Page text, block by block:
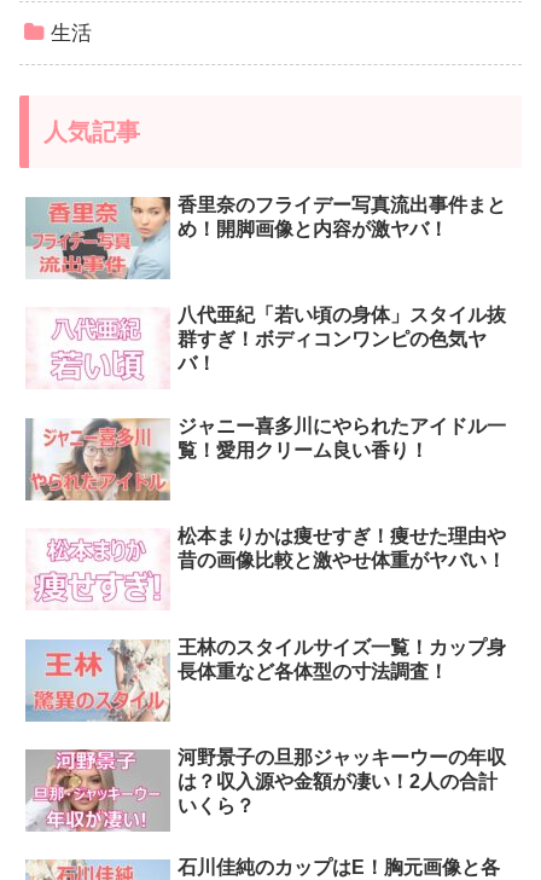
生活
人気記事
香里奈のフライデー写真流出事件まと
め！開脚画像と内容が激ヤバ！
八代亜紀「若い頃の身体」スタイル抜
群すぎ！ボディコンワンピの色気ヤ
バ！
ジャニー喜多川にやられたアイドル一
覧！愛用クリーム良い香り！
松本まりかは痩せすぎ！痩せた理由や
昔の画像比較と激やせ体重がヤバい！
王林のスタイルサイズ一覧！カップ身
長体重など各体型の寸法調査！
河野景子の旦那ジャッキーウーの年収
は？収入源や金額が凄い！2人の合計
いくら？
石川佳純のカップはE！胸元画像と各